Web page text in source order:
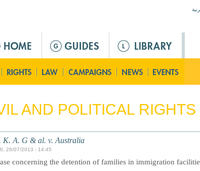
AND POLITICAL RIGHTS
K. A. G & al. v. Australia
26/07/2013 - 14:45
concerning the detention of families in immigration